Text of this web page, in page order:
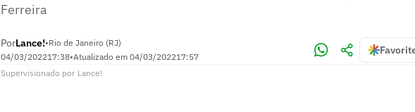
Ferreira
PorLance!•Rio de Janeiro (RJ)
04/03/202217:38•Atualizado em 04/03/202217:57
Supervisionado por Lance!